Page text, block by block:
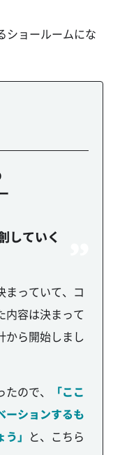
ショールームにな
していく
まっていて、コ
内容は決まって
から開始しまし
ので、
「ここ
ーションするも
」 と、こちら